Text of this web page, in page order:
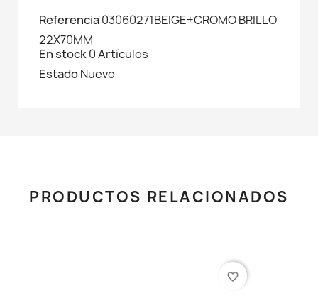
Referencia03060271BEIGE+CROMO BRILLO
22X70MM
En stock0 Artículos
EstadoNuevo
PRODUCTOS RELACIONADOS
favorite_border